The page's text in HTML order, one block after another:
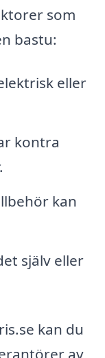
som
bastu:
eller
kontra
kan
själv eller
kan du
av